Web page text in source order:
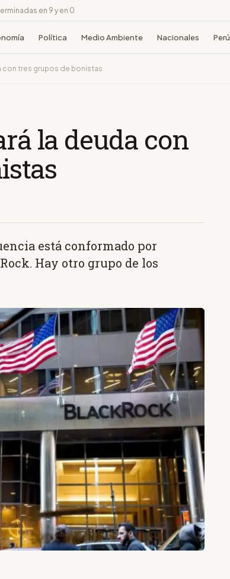
en 9 y en 0
Política Medio Ambiente Nacionales Perú
con tres grupos de bonistas
la deuda con
está conformado por
Hay otro grupo de los